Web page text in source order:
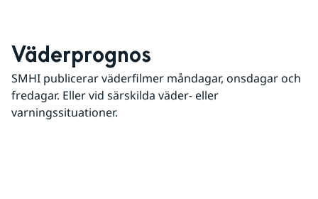
Väderprognos
SMHI publicerar väderfilmer måndagar, onsdagar och
fredagar. Eller vid särskilda väder- eller
varningssituationer.